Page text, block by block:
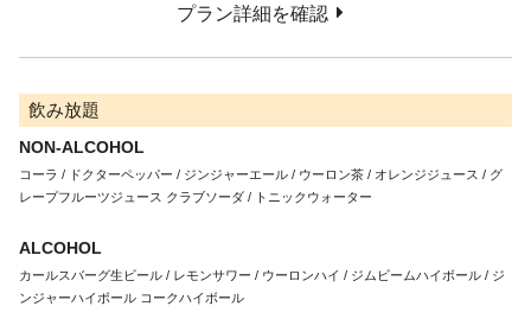
プラン詳細を確認
飲み放題
NON-ALCOHOL
コーラ / ドクターペッパー / ジンジャーエール / ウーロン茶 / オレンジジュース / グ
レープフルーツジュース クラブソーダ / トニックウォーター
ALCOHOL
カールスバーグ生ビール / レモンサワー / ウーロンハイ / ジムビームハイボール / ジ
ンジャーハイボール コークハイボール